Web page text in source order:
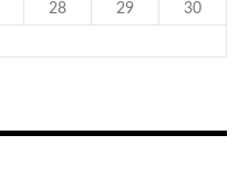
28 29 30